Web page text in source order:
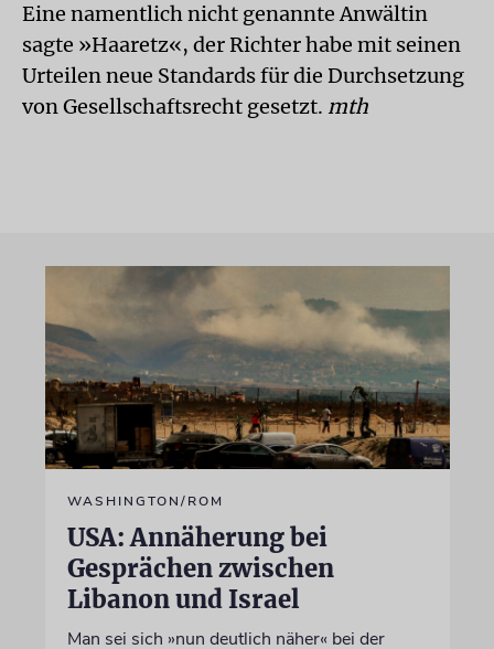
Eine namentlich nicht genannte Anwältin
sagte »Haaretz«, der Richter habe mit seinen
Urteilen neue Standards für die Durchsetzung
von Gesellschaftsrecht gesetzt. mth
WASHINGTON/ROM
USA: Annäherung bei
Gesprächen zwischen
Libanon und Israel
Man sei sich »nun deutlich näher« bei der